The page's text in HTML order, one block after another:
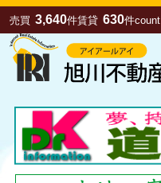
売買 3,640件賃貸 630件count